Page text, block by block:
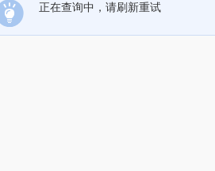
正在查询中，请刷新重试